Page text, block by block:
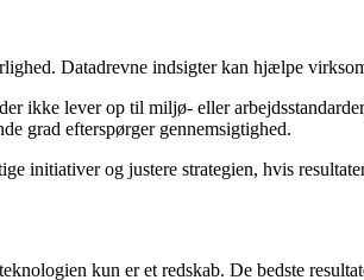
Datadrevne indsigter kan hjælpe
ikke lever op til miljø- eller
grad efterspørger gennemsigtighed.
initiativer og justere strategien, hvis
kun er et redskab. De bedste